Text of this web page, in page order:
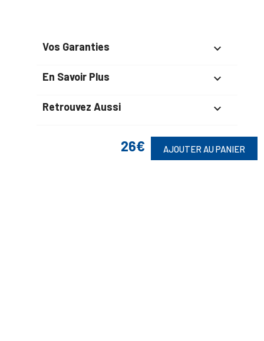
26€ AJOUTER AU PANIER
Vos Garanties 
En Savoir Plus 
Retrouvez Aussi 